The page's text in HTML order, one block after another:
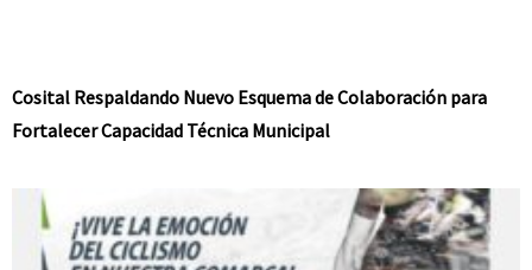
Cosital Respaldando Nuevo Esquema de Colaboración para
Fortalecer Capacidad Técnica Municipal